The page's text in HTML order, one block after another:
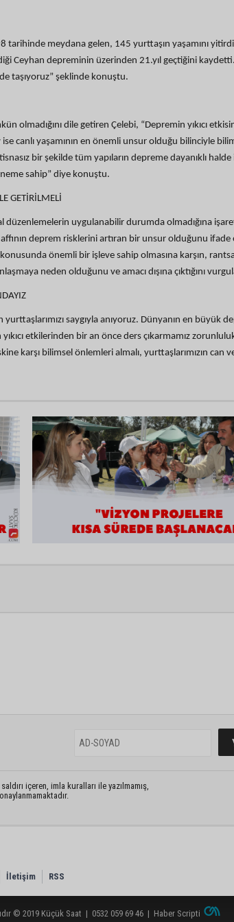
tarihinde meydana gelen, 145 yurttaşın yaşamını
Ceyhan depreminin üzerinden 21.yıl geçtiğini
taşıyoruz” şeklinde konuştu.
olmadığını dile getiren Çelebi, “Depremin yıkıcı
canlı yaşamının en önemli unsur olduğu bilinciyle
bir şekilde tüm yapıların depreme dayanıklı
sahip” diye konuştu.
GETİRİLMELİ
düzenlemelerin uygulanabilir durumda olmadığına
affının deprem risklerini artıran bir unsur olduğunu
önemli bir işleve sahip olmasına karşın,
neden olduğunu ve amacı dışına çıktığını
saygıyla anıyoruz. Dünyanın en büyük
etkilerinden bir an önce ders çıkarmamız
karşı bilimsel önlemleri almalı, yurttaşlarımızın can
içeren, imla kuralları ile yazılmamış,
İletişim RSS
© 2019 Küçük Saat | 0532 059 69 46 | Haber Scripti